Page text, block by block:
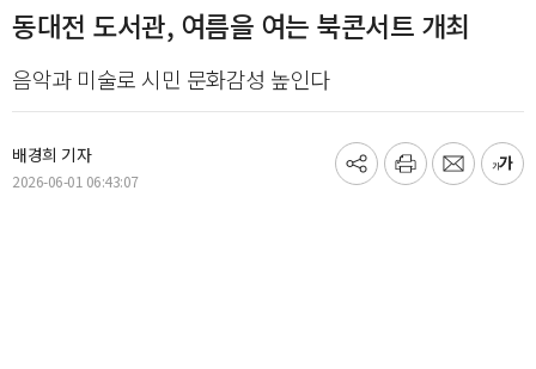
동대전 도서관, 여름을 여는 북콘서트 개최
음악과 미술로 시민 문화감성 높인다
배경희 기자
2026-06-01 06:43:07
기
프
메
글